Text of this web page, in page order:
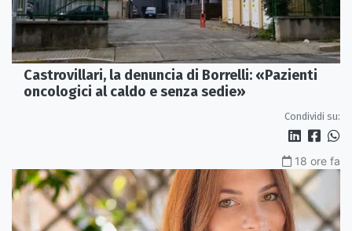
Castrovillari, la denuncia di Borrelli: «Pazienti
oncologici al caldo e senza sedie»
Condividi su:
18 ore fa